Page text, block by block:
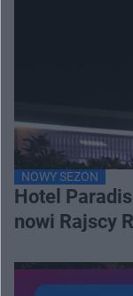
NOWY SEZON
Hotel
nowi Rajscy